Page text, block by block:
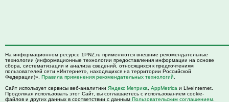
На информационном ресурсе 1PNZ.ru применяются внешние рекомендательные
технологии (информационные технологии предоставления информации на основе
сбора, систематизации и анализа сведений, относящихся к предпочтениям
пользователей сети «Интернет», находящихся на территории Российской
Федерации)». Правила применения рекомендательных технологий
Сайт использует сервисы веб-аналитики Яндекс Метрика AppMetrica и LiveInternet.
Продолжая использовать этот Сайт, вы соглашаетесь с использованием cookie-
файлов и других данных в соответствии с данным Пользовательским соглашением